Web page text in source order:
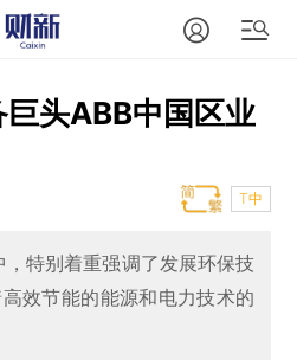
头ABB中国区业
T中
，特别着重强调了发展环保技
效节能的能源和电力技术的